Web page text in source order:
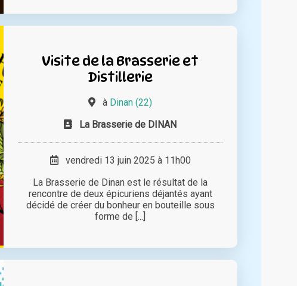
Visite de la Brasserie et
Distillerie
à Dinan (22)
La Brasserie de DINAN
vendredi 13 juin 2025 à 11h00
La Brasserie de Dinan est le résultat de la
rencontre de deux épicuriens déjantés ayant
décidé de créer du bonheur en bouteille sous
forme de [...]